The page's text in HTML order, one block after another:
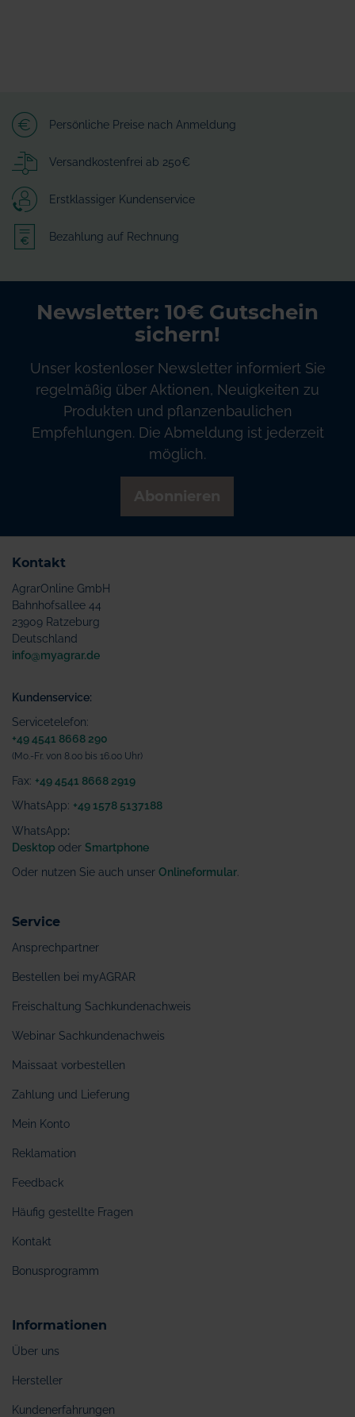
Persönliche Preise nach Anmeldung
Versandkostenfrei ab 250€
Erstklassiger Kundenservice
Bezahlung auf Rechnung
Newsletter: 10€ Gutschein
sichern!
Unser kostenloser Newsletter informiert Sie
regelmäßig über Aktionen, Neuigkeiten zu
Produkten und pflanzenbaulichen
Empfehlungen. Die Abmeldung ist jederzeit
möglich.
Kontakt
AgrarOnline GmbH
Bahnhofsallee 44
23909 Ratzeburg
Deutschland
info@myagrar.de
Kundenservice:
Servicetelefon:
+49 4541 8668 290
(Mo.-Fr. von 8.00 bis 16.00 Uhr)
Fax: +49 4541 8668 2919
WhatsApp: +49 1578 5137188
WhatsApp:
Desktop oder Smartphone
Oder nutzen Sie auch unser Onlineformular
Service
Ansprechpartner
Bestellen bei myAGRAR
Freischaltung Sachkundenachweis
Webinar Sachkundenachweis
Maissaat vorbestellen
Zahlung und Lieferung
Mein Konto
Reklamation
Feedback
Häufig gestellte Fragen
Kontakt
Bonusprogramm
Informationen
Über uns
Hersteller
Kundenerfahrungen